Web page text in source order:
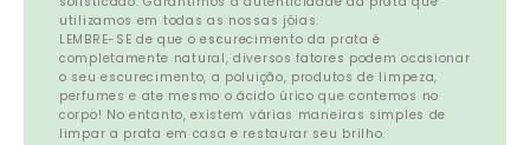
utilizamos em todas as nossas jóias.
LEMBRE-SE de que o escurecimento da prata é
completamente natural, diversos fatores podem ocasionar
o seu escurecimento, a poluição, produtos de limpeza,
perfumes e ate mesmo o ácido úrico que contemos no
corpo! No entanto, existem várias maneiras simples de
limpar a prata em casa e restaurar seu brilho.